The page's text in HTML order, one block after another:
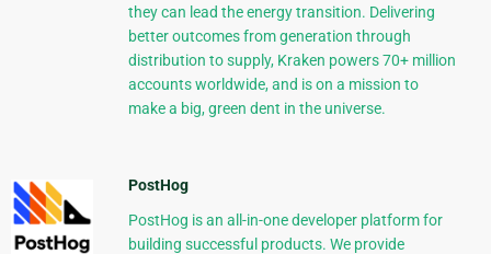
they can lead the energy transition. Delivering
better outcomes from generation through
distribution to supply, Kraken powers 70+ million
accounts worldwide, and is on a mission to
make a big, green dent in the universe.
PostHog
PostHog is an all-in-one developer platform for
building successful products. We provide